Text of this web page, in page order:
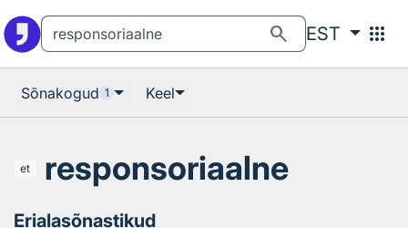
search EST apps
Sõnakogud 1 Keel
et responsoriaalne
Erialasõnastikud